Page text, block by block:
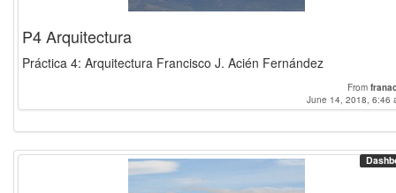
P4 Arquitectura
Práctica 4: Arquitectura Francisco J. Acién Fernández
From
June 14, 2018, 6:46